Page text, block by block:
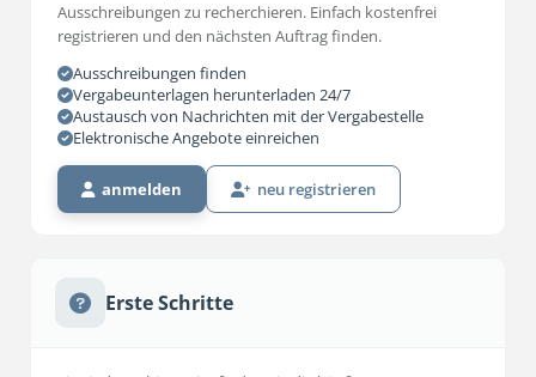
Ausschreibungen zu recherchieren. Einfach kostenfrei
registrieren und den nächsten Auftrag finden.
Ausschreibungen finden
Vergabeunterlagen herunterladen 24/7
Austausch von Nachrichten mit der Vergabestelle
Elektronische Angebote einreichen
anmelden neu registrieren
Erste Schritte